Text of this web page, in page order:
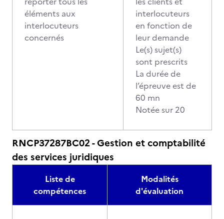
éléments aux
interlocuteurs
concernés
interlocuteurs
en fonction de
leur demande
Le(s) sujet(s)
sont prescrits
La durée de
l’épreuve est de
60 mn
Notée sur 20
RNCP37287BC02 - Gestion et comptabilité
des services juridiques
Liste de
compétences
Modalités
d'évaluation